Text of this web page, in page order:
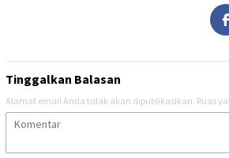
Tinggalkan Balasan
Alamat email Anda tidak akan dipublikasikan. Ruas